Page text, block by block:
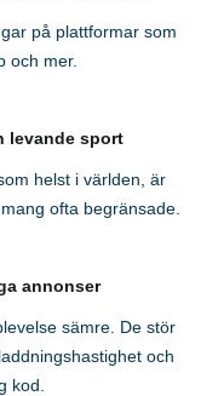
på plattformar som
och mer.
levande sport
helst i världen, är
ofta begränsade.
annonser
sämre. De stör
och
kod.